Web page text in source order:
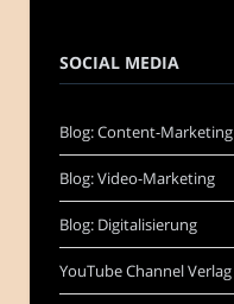
SOCIAL MEDIA
Blog: Content-Marketing
Blog: Video-Marketing
Blog: Digitalisierung
YouTube Channel Verlag